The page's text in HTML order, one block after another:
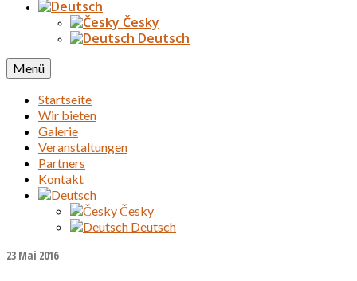
Česky
Deutsch
Menü
Startseite
Wir bieten
Galerie
Veranstaltungen
Partners
Kontakt
Česky
Deutsch
23 Mai 2016